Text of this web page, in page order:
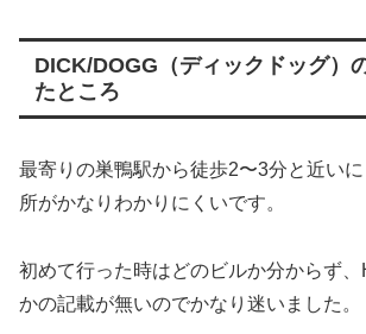
DICK/DOGG（ディックドッグ）
たところ
最寄りの巣鴨駅から徒歩2〜3分と近い
所がかなりわかりにくいです。
初めて行った時はどのビルか分からず
かの記載が無いのでかなり迷いました。